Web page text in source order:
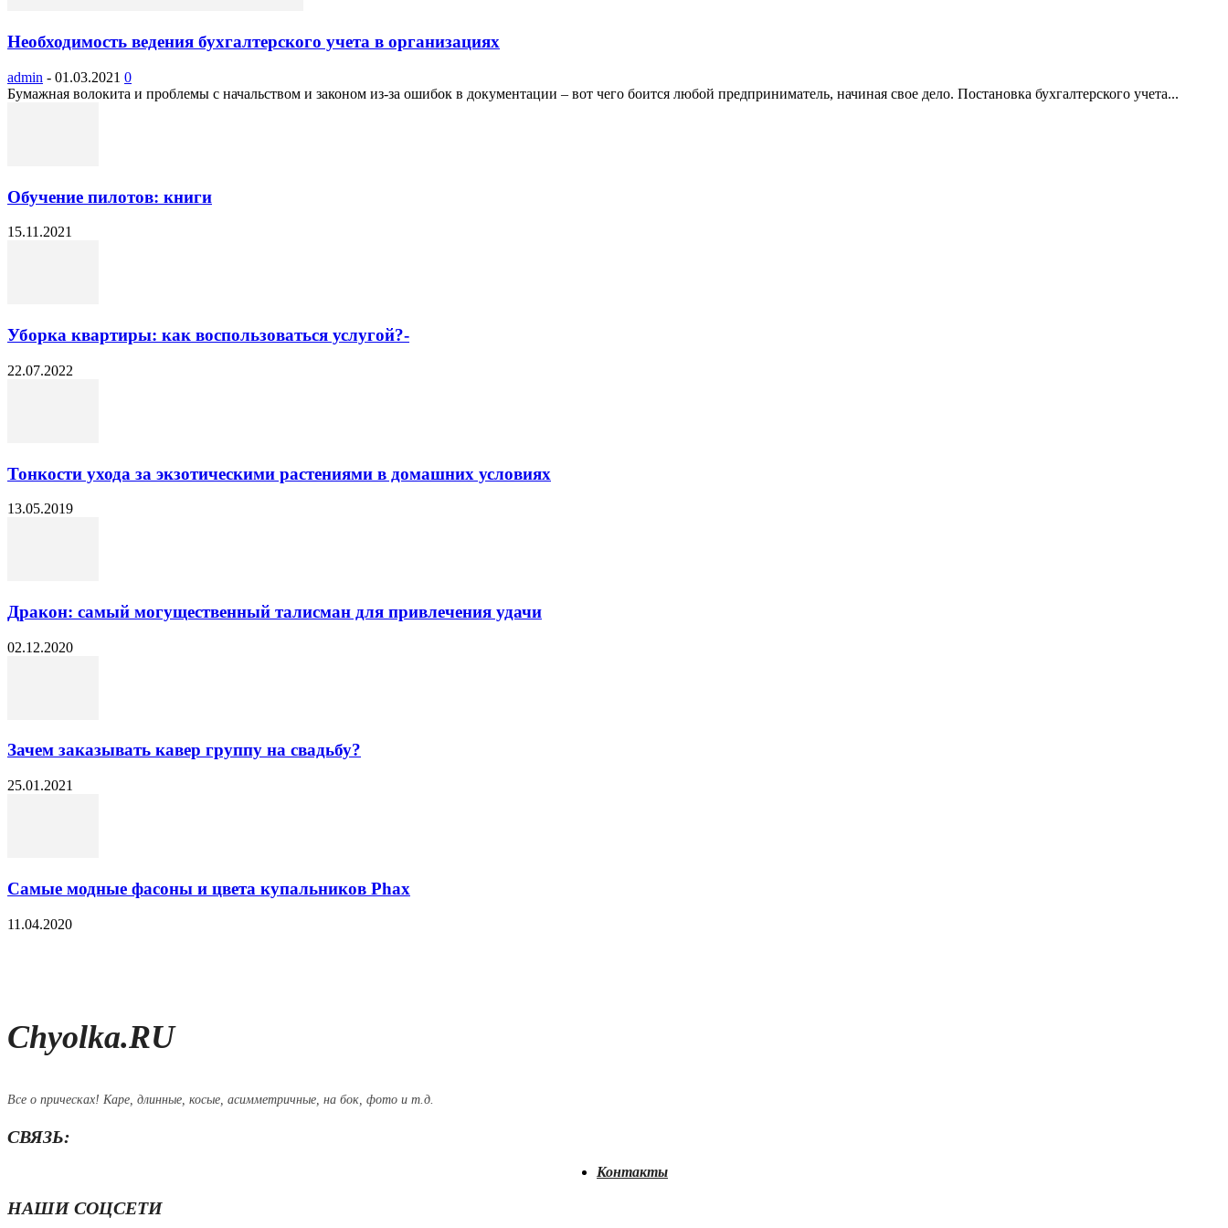
Необходимость ведения бухгалтерского учета в организациях
admin - 01.03.2021 0
Бумажная волокита и проблемы с начальством и законом из-за ошибок в документации – вот чего боится любой предприниматель, начиная свое дело. Постановка бухгалтерского учета...
Обучение пилотов: книги
15.11.2021
Уборка квартиры: как воспользоваться услугой?-
22.07.2022
Тонкости ухода за экзотическими растениями в домашних условиях
13.05.2019
Дракон: самый могущественный талисман для привлечения удачи
02.12.2020
Зачем заказывать кавер группу на свадьбу?
25.01.2021
Самые модные фасоны и цвета купальников Phax
11.04.2020
Chyolka.RU
Все о прическах! Каре, длинные, косые, асимметричные, на бок, фото и т.д.
СВЯЗЬ:
Контакты
НАШИ СОЦСЕТИ